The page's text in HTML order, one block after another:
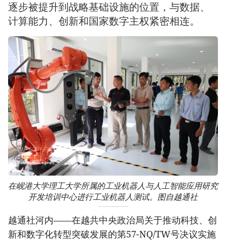
逐步被提升到战略基础设施的位置，与数据、
计算能力、创新和国家数字主权紧密相连。
在岘港大学理工大学所属的工业机器人与人工智能应用研究
开发培训中心进行工业机器人测试。图自越通社
越通社河内——在越共中央政治局关于推动科技、创
新和数字化转型突破发展的第57-NQ/TW号决议实施